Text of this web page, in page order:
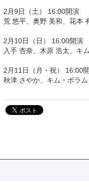
2月9日（土） 16:00開演
荒 悠平、奥野 美和、花本
2月10日（日） 16:00開演
入手 杏奈、木原 浩太、キ
2月11日（月・祝） 16:00
秋津 さやか、キム・ボラム